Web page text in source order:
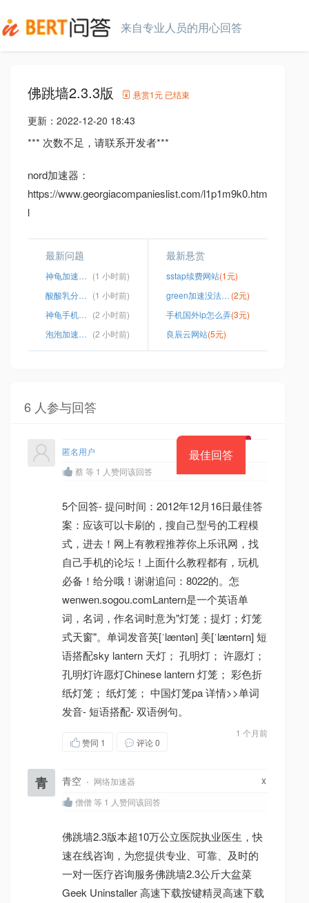
来自专业人员的用心回答
佛跳墙2.3.3版 悬赏1元 已结束
更新： 2022-12-20 18:43
*** 次数不足，请联系开发者***
nord加速器：
https://www.georgiacompanieslist.com/l1p1m9k0.htm
l
最新问题
神龟加速器登录 (1 小时前)
酸酸乳分享网站 (1 小时前)
神龟手机加速器 (2 小时前)
泡泡加速器怎么用 (2 小时前)
最新悬赏
sstap续费网站(1元)
green加速没法用ins (2元)
手机国外ip怎么弄(3元)
良辰云网站(5元)
6 人参与回答
最佳回答
匿名用户
蔡 等 1 人赞同该回答
5个回答- 提问时间：2012年12月16日最佳答
案：应该可以卡刷的，搜自己型号的工程模
式，进去！网上有教程推荐你上乐讯网，找
自己手机的论坛！上面什么教程都有，玩机
必备！给分哦！谢谢追问：8022的。怎
wenwen.sogou.comLantern是一个英语单
词，名词，作名词时意为"灯笼；提灯；灯笼
式天窗"。单词发音英[ˈlæntən] 美[ˈlæntərn] 短
语搭配sky lantern 天灯； 孔明灯； 许愿灯；
孔明灯许愿灯Chinese lantern 灯笼； 彩色折
纸灯笼； 纸灯笼； 中国灯笼pa 详情>>单词
发音- 短语搭配- 双语例句。
1 个月前
赞同 1 评论 0
青 青空 · 网络加速器 x
僧僧 等 1 人赞同该回答
佛跳墙2.3版本超10万公立医院执业医生，快
速在线咨询，为您提供专业、可靠、及时的
一对一医疗咨询服务佛跳墙2.3公斤大盆菜
Geek Uninstaller 高速下载按键精灵高速下载